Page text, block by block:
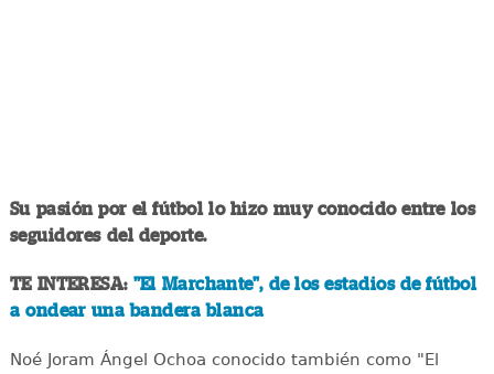
Su pasión por el fútbol lo hizo muy conocido entre los
seguidores del deporte.
TE INTERESA: "El Marchante", de los estadios de fútbol
a ondear una bandera blanca
Noé Joram Ángel Ochoa conocido también como "El